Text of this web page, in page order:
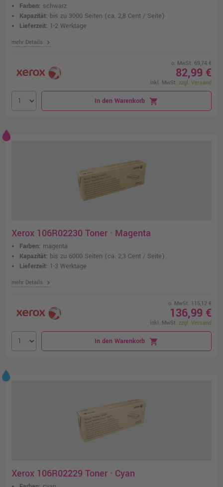
Farben: schwarz
Kapazität: bis zu 3000 Seiten (ca. 2,8 Cent / Seite)
Lieferzeit: 1-2 Werktage
mehr Details chevron_right
o. MwSt. 69,74 €
82,99 €
inkl. MwSt. zzgl. Versand
In den Warenkorb shopping_cart
Xerox 106R02230 Toner · Magenta
Farben: magenta
Kapazität: bis zu 6000 Seiten (ca. 2,3 Cent / Seite)
Lieferzeit: 1-3 Werktage
mehr Details chevron_right
o. MwSt. 115,12 €
136,99 €
inkl. MwSt. zzgl. Versand
In den Warenkorb shopping_cart
Xerox 106R02229 Toner · Cyan